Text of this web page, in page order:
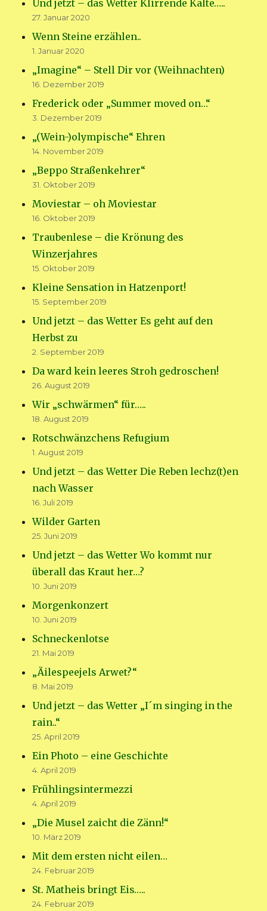
Und jetzt – das Wetter Klirrende Kälte…..
27. Januar 2020
Wenn Steine erzählen..
1. Januar 2020
„Imagine“ – Stell Dir vor (Weihnachten)
16. Dezember 2019
Frederick oder „Summer moved on…“
3. Dezember 2019
„(Wein-)olympische“ Ehren
14. November 2019
„Beppo Straßenkehrer“
31. Oktober 2019
Moviestar – oh Moviestar
16. Oktober 2019
Traubenlese – die Krönung des
Winzerjahres
15. Oktober 2019
Kleine Sensation in Hatzenport!
15. September 2019
Und jetzt – das Wetter Es geht auf den
Herbst zu
2. September 2019
Da ward kein leeres Stroh gedroschen!
26. August 2019
Wir „schwärmen“ für…..
18. August 2019
Rotschwänzchens Refugium
1. August 2019
Und jetzt – das Wetter Die Reben lechz(t)en
nach Wasser
16. Juli 2019
Wilder Garten
25. Juni 2019
Und jetzt – das Wetter Wo kommt nur
überall das Kraut her…?
10. Juni 2019
Morgenkonzert
10. Juni 2019
Schneckenlotse
21. Mai 2019
„Äilespeejels Arwet?“
8. Mai 2019
Und jetzt – das Wetter „I´m singing in the
rain..“
25. April 2019
Ein Photo – eine Geschichte
4. April 2019
Frühlingsintermezzi
4. April 2019
„Die Musel zaicht die Zänn!“
10. März 2019
Mit dem ersten nicht eilen…
24. Februar 2019
St. Matheis bringt Eis…..
24. Februar 2019